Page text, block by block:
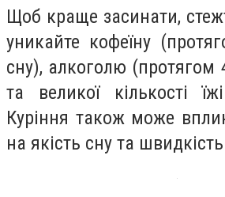
Щоб краще засинати,
уникайте кофеїну
сну), алкоголю (протягом
та великої кількості
Куріння також може
на якість сну та